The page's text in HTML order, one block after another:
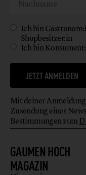
GAUMEN HOCH
MAGAZIN
Ich bin
Shopbesitzer:in
Ich bin
JETZT ANMELDEN
Mit deiner
Zusendung eines
Bestimmungen zum